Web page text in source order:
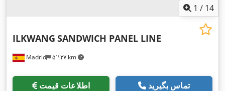
1 / 14
Madrid ۵٬۱۲۷ km
ILKWANG SANDWICH PANEL LINE
اطلاعات قیمت تماس بگیرید